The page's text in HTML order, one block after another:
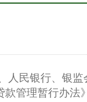
人民银行、银监
款管理暂行办法